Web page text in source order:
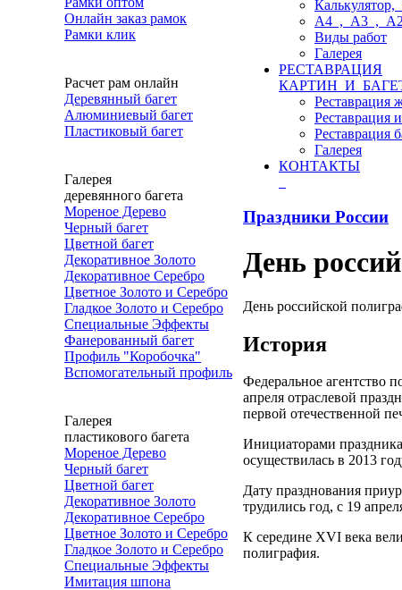
Онлайн заказ рамок
Рамки клик
Расчет рам онлайн
Деревянный багет
Алюминиевый багет
Пластиковый багет
Галерея
деревянного багета
Мореное Дерево
Черный багет
Цветной багет
Декоративное Золото
Декоративное Серебро
Цветное Золото и Серебро
Гладкое Золото и Серебро
Специальные Эффекты
Фанерованный багет
Профиль "Коробочка"
Вспомогательный профиль
Галерея
пластикового багета
Мореное Дерево
Черный багет
Цветной багет
Декоративное Золото
Декоративное Серебро
Цветное Золото и Серебро
Гладкое Золото и Серебро
Специальные Эффекты
Имитация шпона
Калькулятор,
A4 , A3 ,
Виды работ
Галерея
РЕСТАВРАЦИЯ
КАРТИН И
Реставрация
Реставрация
Реставрация
Галерея
КОНТАКТЫ
Праздники России
День
День российской
История
Федеральное агентство
апреля отраслевой
первой отечественной
Инициаторами
осуществилась в 2013
Дату празднования
трудились год, с 19
К середине XVI века
полиграфия.